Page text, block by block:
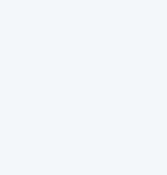
Zuerst einmal Danke an
unterstützt haben und
will, kann sich die gesamte